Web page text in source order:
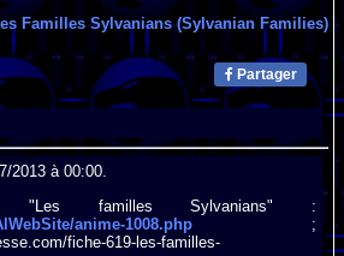
Familles Sylvanians (Sylvanian Families)
Partager
2013 à 00:00.
"Les familles Sylvanians" :
anime-1008.php ;
fiche-619-les-familles-